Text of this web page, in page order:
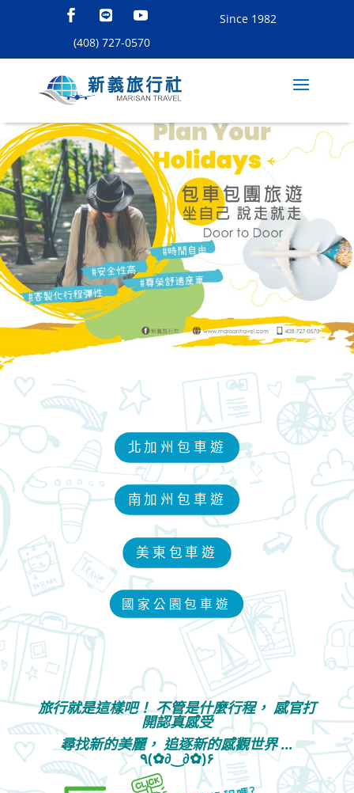
Since 1982
(408) 727-0570
北加州包車遊
南加州包車遊
美東包車遊
國家公園包車遊
旅行就是這樣吧！ 不管是什麼行程， 感官打
開認真感受
尋找新的美麗， 追逐新的感觀世界 …
٩(✿∂‿∂✿)۶